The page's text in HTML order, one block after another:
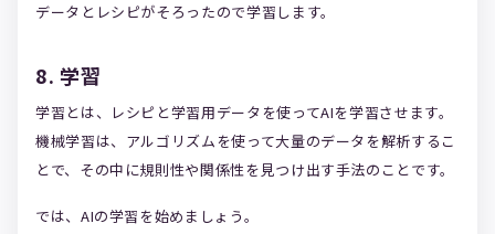
データとレシピがそろったので学習します。
8. 学習
学習とは、レシピと学習用データを使ってAIを学習させます。
機械学習は、アルゴリズムを使って大量のデータを解析するこ
とで、その中に規則性や関係性を見つけ出す手法のことです。
では、AIの学習を始めましょう。